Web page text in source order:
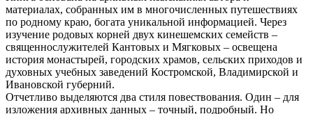
материалах, собранных им в многочисленных путешествиях
по родному краю, богата уникальной информацией. Через
изучение родовых корней двух кинешемских семейств –
священнослужителей Кантовых и Мягковых – освещена
история монастырей, городских храмов, сельских приходов и
духовных учебных заведений Костромской, Владимирской и
Ивановской губерний.
Отчетливо выделяются два стиля повествования. Один – для
изложения архивных данных – точный, подробный. Но